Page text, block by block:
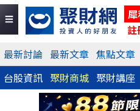
註
最新討論 最新文章 焦點文章
台股資訊 聚財商城 聚財講座